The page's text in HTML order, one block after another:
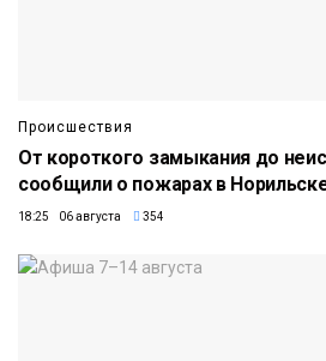
Происшествия
От короткого замыкания до
сообщили о пожарах в
18:25 06 августа 354